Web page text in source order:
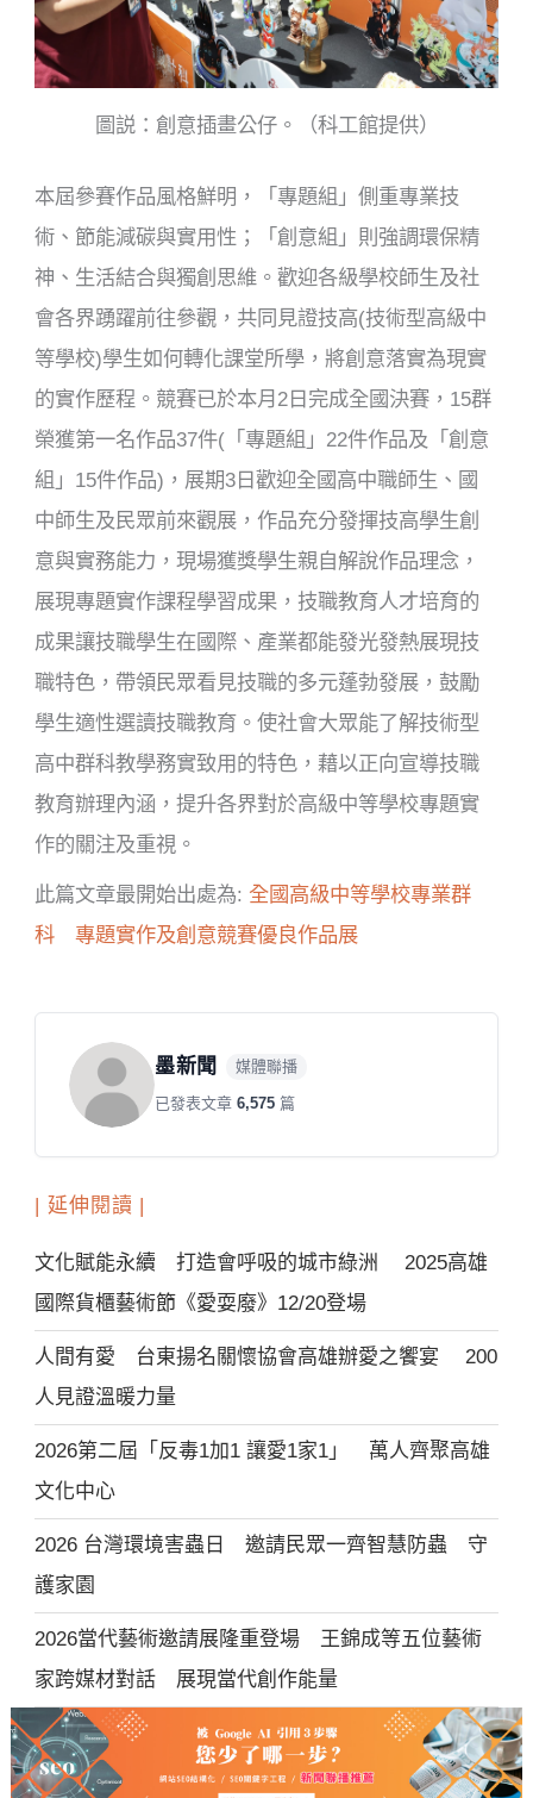
圖説：創意插畫公仔。（科工館提供）
本屆參賽作品風格鮮明，「專題組」側重專業技
術、 節能減碳與實用性；「創意組」則強調環保精
神、生活結合與獨創思維。歡迎各級學校師生及社
會各界踴躍前往參觀，共同見證技高(技術型高級中
等學校)學生如何轉化課堂所學，將創意落實為現實
的實作歷程。 競賽已於本月 2日完成全國決賽 ， 15群
榮獲第一名作品37件( 「專題組」 22件作品及 「創意
組」 15件作品) ， 展期3日歡迎全國高中職師生 、國
中師生及 民眾前來觀展，作品充分發揮技高學生創
意與實務能力，現場獲獎學生親自解說作品理念，
展現專題實作課程學習成果， 技職教育人才培育的
成果讓技職學生在國際、產業都能發光發熱展現技
職特色 ，帶領民眾看見技職的多元蓬勃發展，鼓勵
學生適性選讀技職教育。使社會大眾能了解技術型
高中群科教學務實致用的特色 ，藉以正向宣導技職
教育辦理內涵，提升各界對於高級中等學校專題實
作的關注及重視。
此篇文章最開始出處為: 全國高級中等學校專業群
科 專題實作及創意競賽優良作品展
墨新聞 媒體聯播
已發表文章6,575 篇
| 延伸閱讀 |
文化賦能永續 打造會呼吸的城市綠洲 2025高雄
國際貨櫃藝術節《愛耍廢》12/20登場
人間有愛 台東揚名關懷協會高雄辦愛之饗宴 200
人見證溫暖力量
2026第二屆「反毒1加1 讓愛1家1」 萬人齊聚高雄
文化中心
2026 台灣環境害蟲日 邀請民眾一齊智慧防蟲 守
護家園
2026當代藝術邀請展隆重登場 王錦成等五位藝術
家跨媒材對話 展現當代創作能量